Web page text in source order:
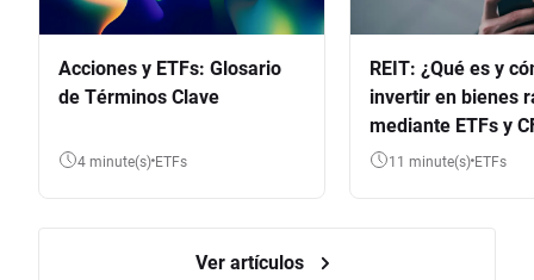
Acciones y ETFs: Glosario
de Términos Clave
4 minute(s) ETFs
REIT: ¿Qué es y
invertir en bienes
mediante ETFs y
11 minute(s) ETFs
Ver artículos